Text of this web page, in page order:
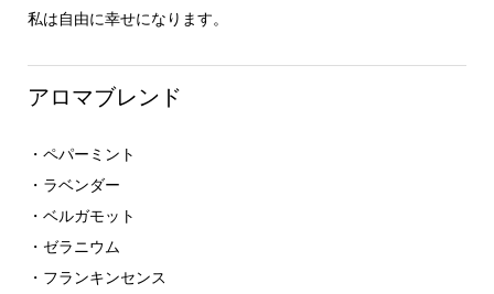
私は自由に幸せになります。
アロマブレンド
・ペパーミント
・ラベンダー
・ベルガモット
・ゼラニウム
・フランキンセンス